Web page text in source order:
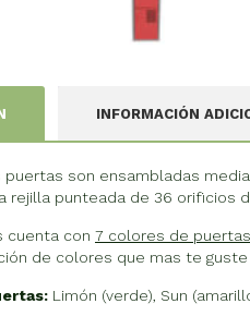
INFORMACIÓN
puertas son ensambladas
rejilla punteada de 36 orificios
cuenta con 7 colores de puertas
de colores que mas te
Limón (verde), Sun